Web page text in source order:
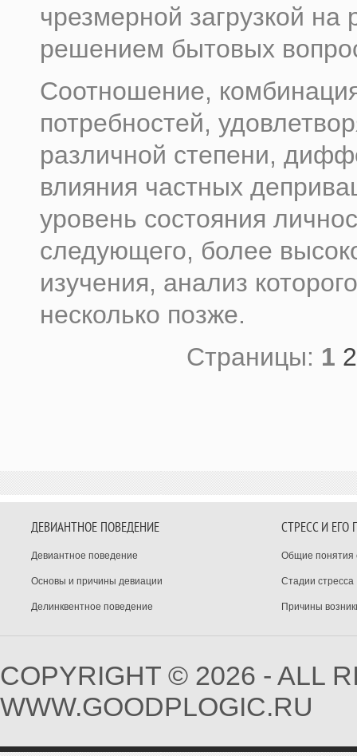
чрезмерной загрузкой на
решением бытовых
Соотношение,
потребностей,
различной степени,
влияния частных
уровень состояния
следующего, более
изучения, анализ
несколько позже.
Страницы: 1 2
ДЕВИАНТНОЕ ПОВЕДЕНИЕ
Девиантное поведение
Основы и причины девиации
Делинквентное поведение
СТРЕСС И ЕГО
Общие понятия
Стадии стресса
Причины
COPYRIGHT © 2026 - ALL
WWW.GOODPLOGIC.RU